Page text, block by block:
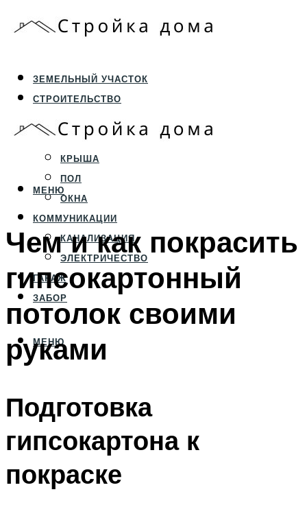
ЗЕМЕЛЬНЫЙ УЧАСТОК
СТРОИТЕЛЬСТВО
ФУНДАМЕНТ И ЦОКОЛЬ
ПЕРЕКРЫТИЯ И СТЕНЫ
КРЫША
ПОЛ
ОКНА
КОММУНИКАЦИИ
КАНАЛИЗАЦИЯ
ЭЛЕКТРИЧЕСТВО
ГАРАЖ
ЗАБОР
МЕНЮ
МЕНЮ
Чем и как покрасить
гипсокартонный
потолок своими
руками
Подготовка
гипсокартона к
покраске